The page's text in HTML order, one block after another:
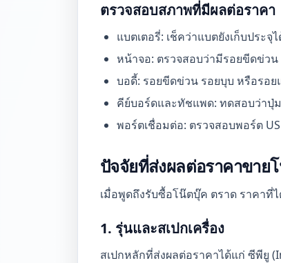
ตรวจสอบสภาพที่มีผลต่อราคา
แบตเตอรี่: เช็คว่าแบตยังเก็บประ
หน้าจอ: ตรวจสอบว่ามีรอยขีดข่ว
บอดี้: รอยขีดข่วน รอยบุบ หรือรอ
คีย์บอร์ดและทัชแพด: ทดสอบว่าปุ่
พอร์ตเชื่อมต่อ: ตรวจสอบพอร์ต
ปัจจัยที่ส่งผลต่อราคาขาย
เมื่อพูดถึงรับซื้อโน๊ตบุ๊ค ตราด ราคาที่
1. รุ่นและสเปกเครื่อง
สเปกหลักที่ส่งผลต่อราคาได้แก่ ซีพียู